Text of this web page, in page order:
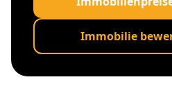
Immobilie